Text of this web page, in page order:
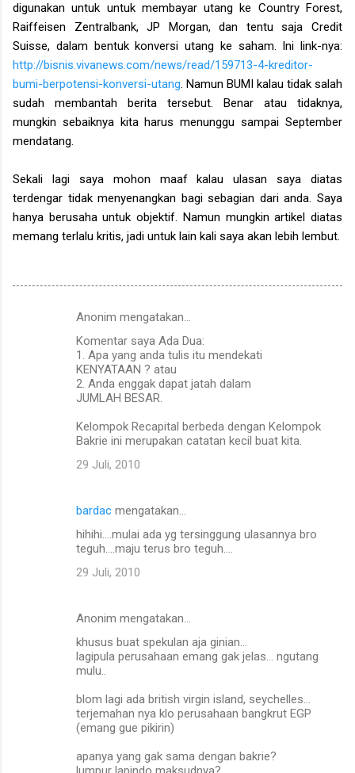
digunakan untuk untuk membayar utang ke Country Forest,
Raiffeisen Zentralbank, JP Morgan, dan tentu saja Credit
Suisse, dalam bentuk konversi utang ke saham. Ini link-nya:
http://bisnis.vivanews.com/news/read/159713-4-kreditor-
bumi-berpotensi-konversi-utang. Namun BUMI kalau tidak salah
sudah membantah berita tersebut. Benar atau tidaknya,
mungkin sebaiknya kita harus menunggu sampai September
mendatang.
Sekali lagi saya mohon maaf kalau ulasan saya diatas
terdengar tidak menyenangkan bagi sebagian dari anda. Saya
hanya berusaha untuk objektif. Namun mungkin artikel diatas
memang terlalu kritis, jadi untuk lain kali saya akan lebih lembut.
Anonim mengatakan…
Komentar saya Ada Dua:
1. Apa yang anda tulis itu mendekati
KENYATAAN ? atau
2. Anda enggak dapat jatah dalam
JUMLAH BESAR.
Kelompok Recapital berbeda dengan Kelompok
Bakrie ini merupakan catatan kecil buat kita.
29 Juli, 2010
bardac mengatakan…
hihihi....mulai ada yg tersinggung ulasannya bro
teguh....maju terus bro teguh....
29 Juli, 2010
Anonim mengatakan…
khusus buat spekulan aja ginian...
lagipula perusahaan emang gak jelas... ngutang
mulu..
blom lagi ada british virgin island, seychelles...
terjemahan nya klo perusahaan bangkrut EGP
(emang gue pikirin)
apanya yang gak sama dengan bakrie?